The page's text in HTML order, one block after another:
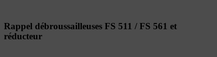
Rappel débroussailleuses FS 511 / FS 561 et
réducteur